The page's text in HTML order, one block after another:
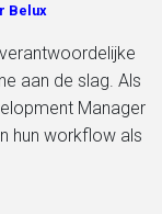
Belux
aan de slag. Als
Manager
hun workflow als